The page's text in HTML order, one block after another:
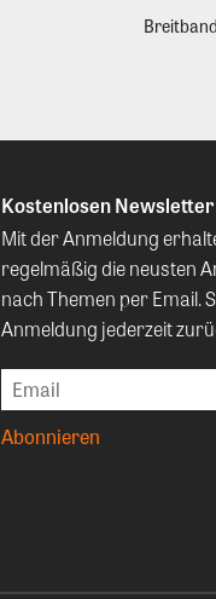
Breitband
Kostenlosen
Mit der Anmeldung
regelmäßig die neusten
nach Themen per Email.
Anmeldung jederzeit